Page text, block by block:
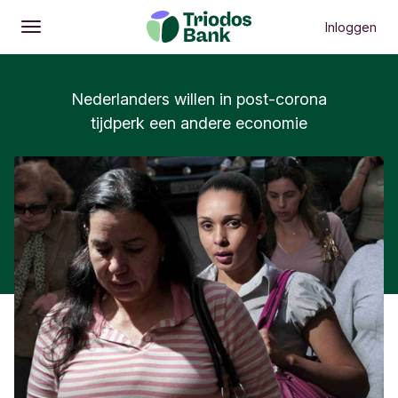
Openen
Hoofdmenu Inloggen
Nederlanders willen in post-corona
tijdperk een andere economie